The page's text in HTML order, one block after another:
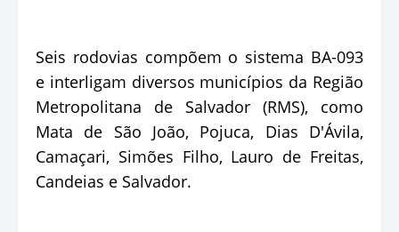
Seis rodovias compõem o sistema BA-093
e interligam diversos municípios da Região
Metropolitana de Salvador (RMS), como
Mata de São João, Pojuca, Dias D'Ávila,
Camaçari, Simões Filho, Lauro de Freitas,
Candeias e Salvador.